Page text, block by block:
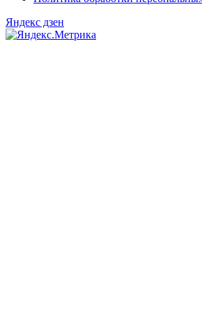
Яндекс дзен